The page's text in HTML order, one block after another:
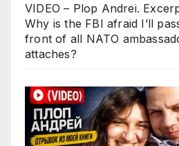
VIDEO – Plop Andrei.
Why is the FBI afraid I’ll
front of all NATO
attaches?